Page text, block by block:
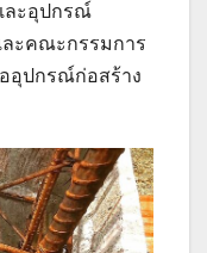
ละอุปกรณ์
ละคณะกรรมการ
อุปกรณ์ก่อสร้าง